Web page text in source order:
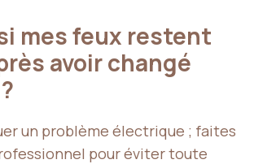
mes feux restent
avoir changé
un problème électrique ; faites
pour éviter toute